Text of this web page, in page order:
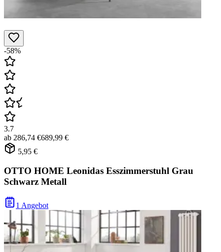
-58%
3.7
ab 286,74 €689,99 €
5,95 €
OTTO HOME Leonidas Esszimmerstuhl Grau
Schwarz Metall
1 Angebot